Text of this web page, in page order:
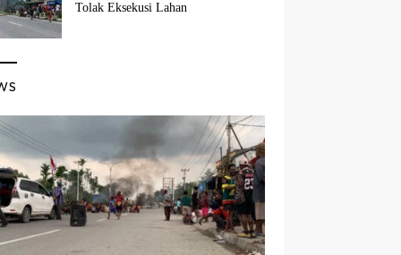
Tolak Eksekusi Lahan